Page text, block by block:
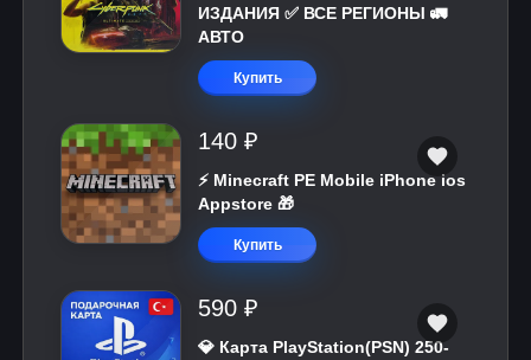
ИЗДАНИЯ ✅ ВСЕ РЕГИОНЫ 🚛
АВТО
Купить
140 ₽
⚡️ Minecraft PE Mobile iPhone ios
Appstore 🎁
Купить
590 ₽
💎 Карта PlayStation(PSN) 250-